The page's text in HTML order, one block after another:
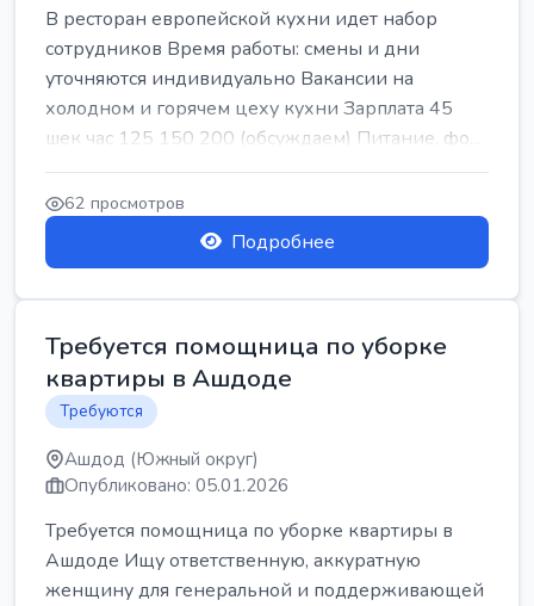
В ресторан европейской кухни идет набор
сотрудников Время работы: смены и дни
уточняются индивидуально Вакансии на
холодном и горячем цеху кухни Зарплата 45
шек час 125 150 200 (обсуждаем) Питание, фо...
62 просмотров
Подробнее
Требуется помощница по уборке
квартиры в Ашдоде
Требуются
Ашдод (Южный округ)
Опубликовано: 05.01.2026
Требуется помощница по уборке квартиры в
Ашдоде Ищу ответственную, аккуратную
женщину для генеральной и поддерживающей